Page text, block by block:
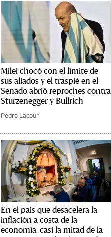
Milei chocó con el límite de
sus aliados y el traspié en el
Senado abrió reproches contra
Sturzenegger y Bullrich
Pedro Lacour
En el país que desacelera la
inflación a costa de la
economía, casi la mitad de la